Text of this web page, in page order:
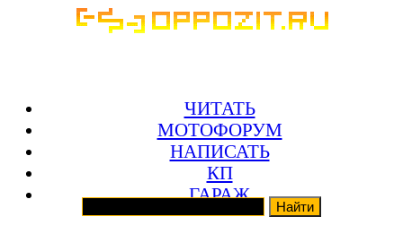
ЧИТАТЬ
МОТОФОРУМ
НАПИСАТЬ
КП
ГАРАЖ